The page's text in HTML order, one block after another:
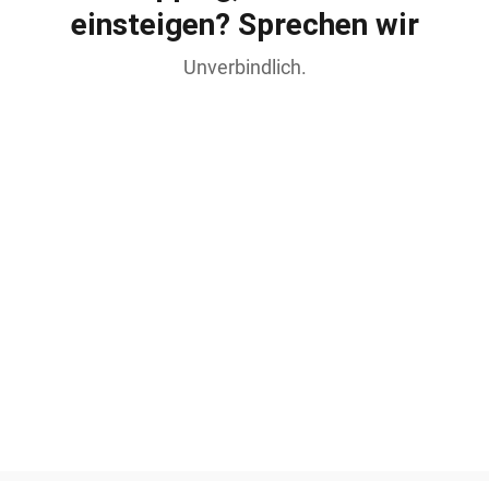
einsteigen? Sprechen wir
Unverbindlich.